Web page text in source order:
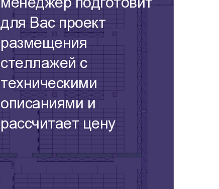
для Вас проект
размещения
стеллажей с
техническими
описаниями и
рассчитает цену